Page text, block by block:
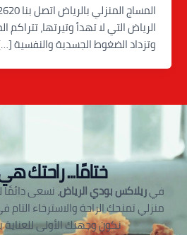
الرياض التي لا تهدأ وتيرتها، تتراكم
وتزداد الضغوط الجسدية والنفسية
ختامًا... راحتك هي
فيريلاكس بودي الرياض، نسعى
منزلي تمنحك الراحة والاسترخاء التام
نكون وجهتك الأولى